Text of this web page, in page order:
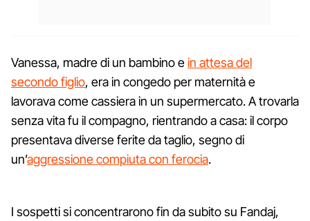
Vanessa, madre di un bambino ein attesa del
secondo figlio, era in congedo per maternità e
lavorava come cassiera in un supermercato. A trovarla
senza vita fu il compagno, rientrando a casa: il corpo
presentava diverse ferite da taglio, segno di
un’aggressione compiuta con ferocia.
I sospetti si concentrarono fin da subito su Fandaj,